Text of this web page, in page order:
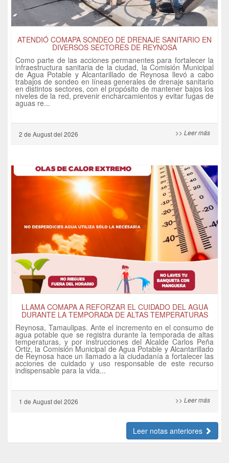
ATENDIÓ COMAPA SONDEO DE DRENAJE SANITARIO EN
DIVERSOS SECTORES DE REYNOSA
Como parte de las acciones permanentes para fortalecer la
infraestructura sanitaria de la ciudad, la Comisión Municipal
de Agua Potable y Alcantarillado de Reynosa llevó a cabo
trabajos de sondeo en líneas generales de drenaje sanitario
en distintos sectores, con el propósito de mantener bajos los
niveles de la red, prevenir encharcamientos y evitar fugas de
aguas re...
2 de Augustdel 2026 >> Leer más
LLAMA COMAPA A REFORZAR EL CUIDADO DEL AGUA
DURANTE LA TEMPORADA DE ALTAS TEMPERATURAS
Reynosa, Tamaulipas. Ante el incremento en el consumo de
agua potable que se registra durante la temporada de altas
temperaturas, y por instrucciones del Alcalde Carlos Peña
Ortiz, la Comisión Municipal de Agua Potable y Alcantarillado
de Reynosa hace un llamado a la ciudadanía a fortalecer las
acciones de cuidado y uso responsable de este recurso
indispensable para la vida...
1 de Augustdel 2026 >> Leer más
Leer notas anteriores